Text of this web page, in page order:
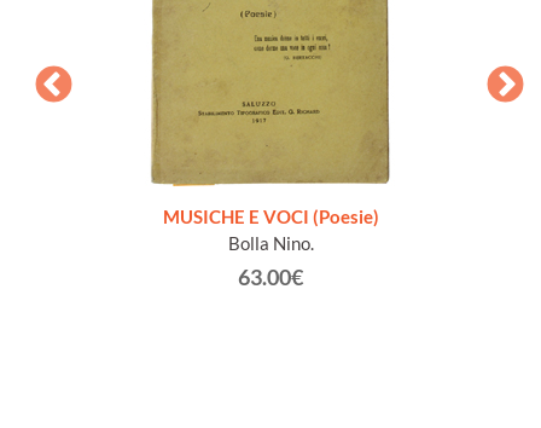
MUSICHE E VOCI (Poesie)
Bolla Nino.
63.00€